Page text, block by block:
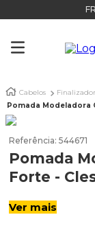
Cabelos
Pomada Modeladora
Referência: 544671
Pomada
Forte -
Ver mais